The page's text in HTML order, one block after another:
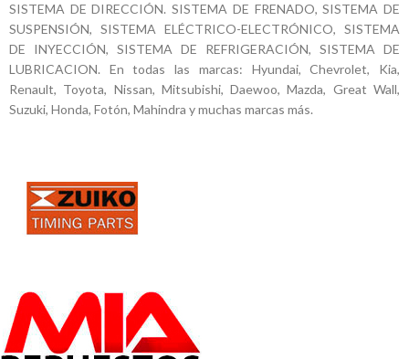
SISTEMA DE DIRECCIÓN. SISTEMA DE FRENADO, SISTEMA DE
SUSPENSIÓN, SISTEMA ELÉCTRICO-ELECTRÓNICO, SISTEMA
DE INYECCIÓN, SISTEMA DE REFRIGERACIÓN, SISTEMA DE
LUBRICACION. En todas las marcas: Hyundai, Chevrolet, Kia,
Renault, Toyota, Nissan, Mitsubishi, Daewoo, Mazda, Great Wall,
Suzuki, Honda, Fotón, Mahindra y muchas marcas más.